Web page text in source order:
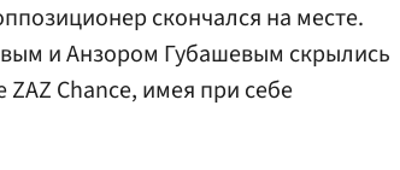
скончался на месте.
и Анзором Губашевым скрылись
Chance, имея при себе